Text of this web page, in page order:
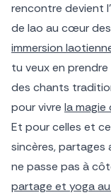
rencontre devient
de lao au cœur
immersion
tu veux en
des chants
pour vivre la magie
Et pour celles et
sincères, partages
ne passe pas à
partage et yoga